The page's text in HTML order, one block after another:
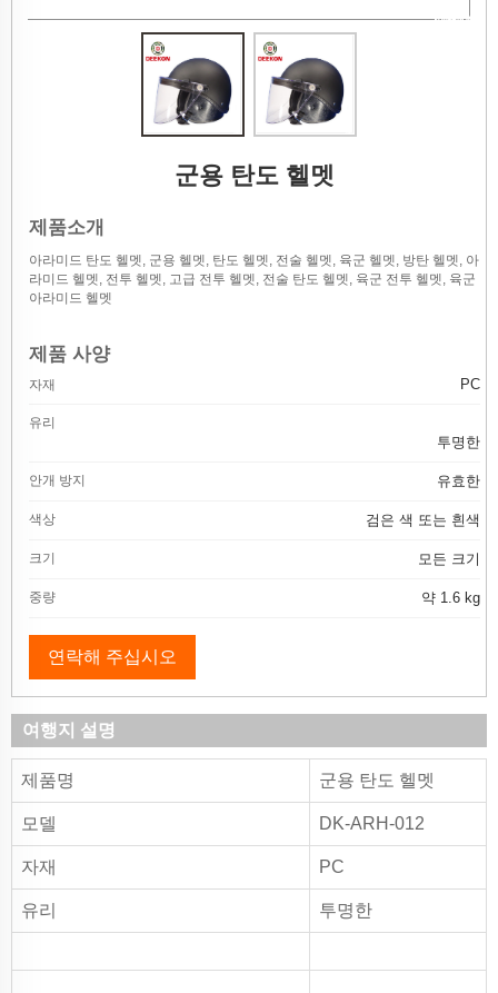
군용 탄도 헬멧
제품소개
아라미드 탄도 헬멧, 군용 헬멧, 탄도 헬멧, 전술 헬멧, 육군 헬멧, 방탄 헬멧, 아
라미드 헬멧, 전투 헬멧, 고급 전투 헬멧, 전술 탄도 헬멧, 육군 전투 헬멧, 육군
아라미드 헬멧
제품 사양
자재 PC
유리
투명한
안개 방지 유효한
색상 검은 색 또는 흰색
크기 모든 크기
중량 약 1.6 kg
연락해 주십시오
여행지 설명
제품명 군용 탄도 헬멧
모델 DK-ARH-012
자재 PC
유리 투명한